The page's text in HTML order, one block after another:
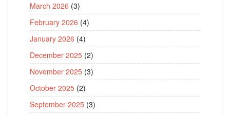
March 2026 (3)
February 2026 (4)
January 2026 (4)
December 2025 (2)
November 2025 (3)
October 2025 (2)
September 2025 (3)